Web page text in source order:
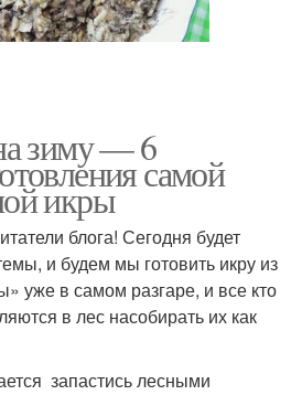
зиму — 6
самой
икры
блога! Сегодня будет
и будем мы готовить икру из
уже в самом разгаре, и все кто
в лес насобирать их как
запастись лесными